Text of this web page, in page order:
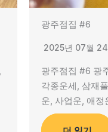
광주점집 #6
2025년 07월 24
광주점집 #6 광
각종운세, 삼재
운, 사업운, 애